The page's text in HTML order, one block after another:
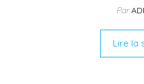
Par
Lire la